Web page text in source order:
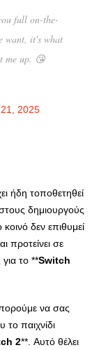
full on-the-
want, it's what
me up. 😘
2025
ήδη τοποθετηθεί
δημιουργούς
δεν επιθυμεί
προτείνει σε
το **Switch
να σας
παιχνίδι
2**. Αυτό θέλει